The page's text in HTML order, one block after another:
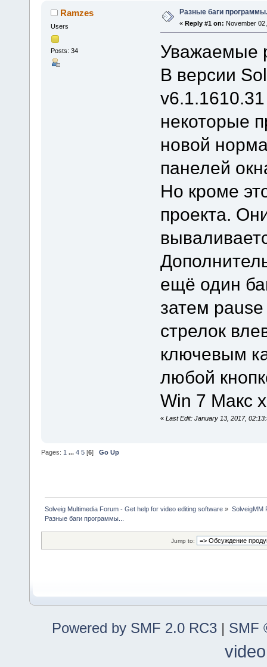
Ramzes
Users
Posts: 34
Разные баги
« Reply #1 on: November
Уважаемые
В версии
некоторые
новой
панелей
Но кроме
проекта.
ещё один
затем
стрелок
ключевым
любой
Win 7 Макс
« Last Edit: January 13, 2017,
Pages: 1 ... 4 5 [6] Go Up
Solveig Multimedia Forum - Get help for video editing software » SolveigMM
Разные баги программы...
Jump to:
Powered by SMF 2.0 RC3 | SMF